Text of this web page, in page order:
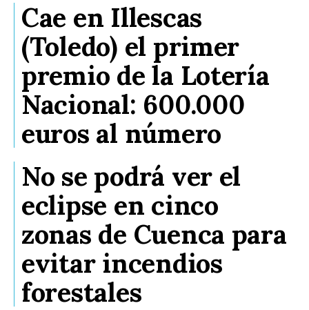
Cae en Illescas
(Toledo) el primer
premio de la Lotería
Nacional: 600.000
euros al número
No se podrá ver el
eclipse en cinco
zonas de Cuenca para
evitar incendios
forestales